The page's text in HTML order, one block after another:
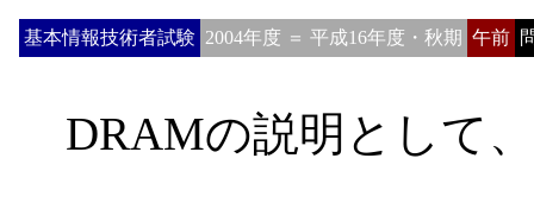
基本情報技術者試験 2004年度 ＝ 平成16年度・秋期 午前
DRAMの説明として